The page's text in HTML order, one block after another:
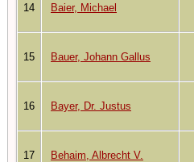
14 Baier, Michael
15 Bauer, Johann Gallus
16 Bayer, Dr. Justus
17 Behaim, Albrecht V.